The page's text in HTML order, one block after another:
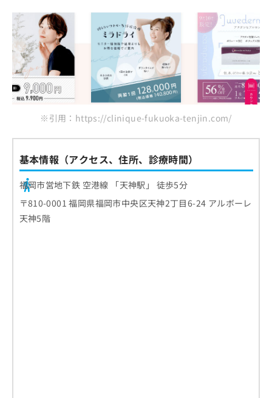
※引用：https://clinique-fukuoka-tenjin.com/
基本情報（アクセス、住所、診療時間）
福岡市営地下鉄 空港線 「天神駅」 徒歩5分
〒810-0001 福岡県福岡市中央区天神2丁目6-24 アルボーレ
天神5階